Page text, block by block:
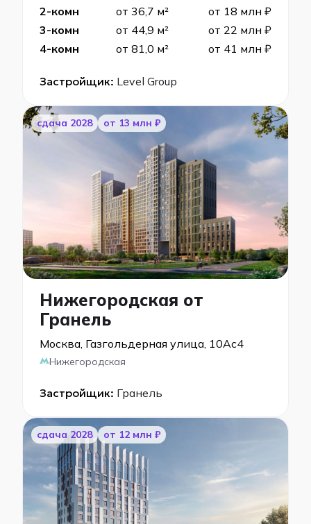
2-комн
от 36,7 м²
от 18 млн ₽
3-комн
от 44,9 м²
от 22 млн ₽
4-комн
от 81,0 м² от 41 млн ₽
Застройщик: Level Group
cдача 2028 от 13 млн ₽
Нижегородская от
Гранель
Москва, Газгольдерная улица, 10Ас4
Нижегородская
Застройщик: Гранель
cдача 2028 от 12 млн ₽